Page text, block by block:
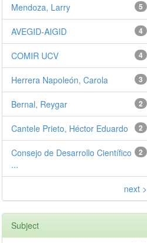
5
Mendoza, Larry
4
AVEGID-AIGID
4
COMIR UCV
3
Herrera Napoleón, Carola
2
Bernal, Reygar
2
Cantele Prieto, Héctor Eduardo
2
Consejo de Desarrollo Científico
...
next >
Subject